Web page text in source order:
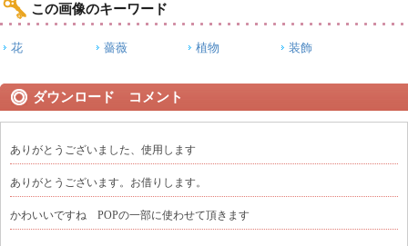
この画像のキーワード
花 薔薇 植物 装飾
ダウンロード コメント
ありがとうございました、使用します
ありがとうございます。お借りします。
かわいいですね POPの一部に使わせて頂きます